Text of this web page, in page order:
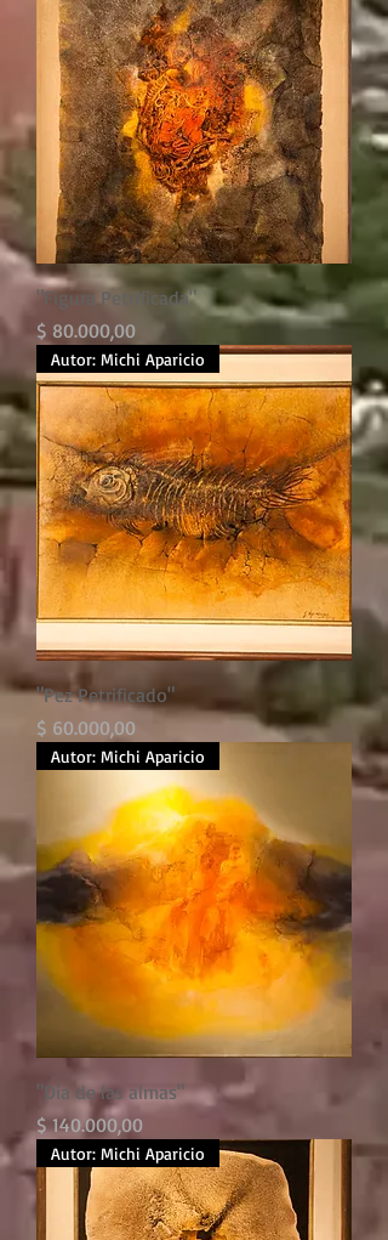
"Figura Petrificada"
Precio
$ 80.000,00
Autor: Michi Aparicio
"Pez Petrificado"
Precio
$ 60.000,00
Autor: Michi Aparicio
"Día de las almas"
Precio
$ 140.000,00
Autor: Michi Aparicio